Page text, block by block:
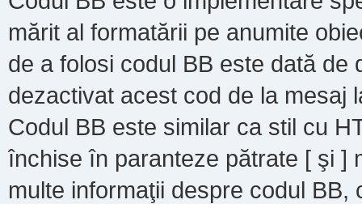
mărit al formatării pe anumite
de a folosi codul BB este dată de
dezactivat acest cod de la mesaj
Codul BB este similar ca stil cu
închise în paranteze pătrate [ şi ]
multe informaţii despre codul